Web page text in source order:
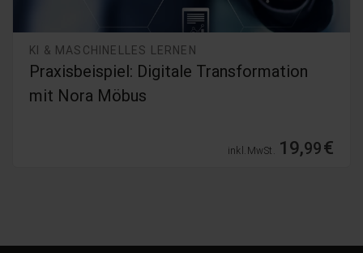
KI & MASCHINELLES LERNEN
Praxisbeispiel: Digitale Transformation
mit Nora Möbus
inkl. MwSt. 19,99€